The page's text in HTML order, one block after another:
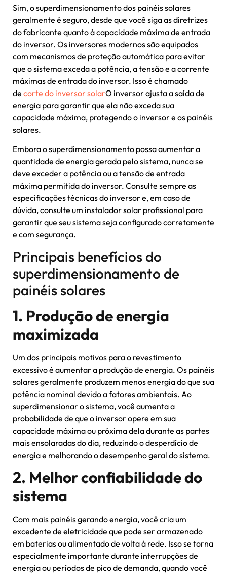
Sim, o superdimensionamento dos painéis solares
geralmente é seguro, desde que você siga as diretrizes
do fabricante quanto à capacidade máxima de entrada
do inversor. Os inversores modernos são equipados
com mecanismos de proteção automática para evitar
que o sistema exceda a potência, a tensão e a corrente
máximas de entrada do inversor. Isso é chamado
de corte do inversor solarO inversor ajusta a saída de
energia para garantir que ela não exceda sua
capacidade máxima, protegendo o inversor e os painéis
solares.
Embora o superdimensionamento possa aumentar a
quantidade de energia gerada pelo sistema, nunca se
deve exceder a potência ou a tensão de entrada
máxima permitida do inversor. Consulte sempre as
especificações técnicas do inversor e, em caso de
dúvida, consulte um instalador solar profissional para
garantir que seu sistema seja configurado corretamente
e com segurança.
Principais benefícios do
superdimensionamento de
painéis solares
1. Produção de energia
maximizada
Um dos principais motivos para o revestimento
excessivo é aumentar a produção de energia. Os painéis
solares geralmente produzem menos energia do que sua
potência nominal devido a fatores ambientais. Ao
superdimensionar o sistema, você aumenta a
probabilidade de que o inversor opere em sua
capacidade máxima ou próxima dela durante as partes
mais ensolaradas do dia, reduzindo o desperdício de
energia e melhorando o desempenho geral do sistema.
2. Melhor confiabilidade do
sistema
Com mais painéis gerando energia, você cria um
excedente de eletricidade que pode ser armazenado
em baterias ou alimentado de volta à rede. Isso se torna
especialmente importante durante interrupções de
energia ou períodos de pico de demanda, quando você